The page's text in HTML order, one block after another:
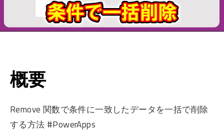
概要
Remove 関数で条件に一致したデータを一括で削除
する方法 #PowerApps